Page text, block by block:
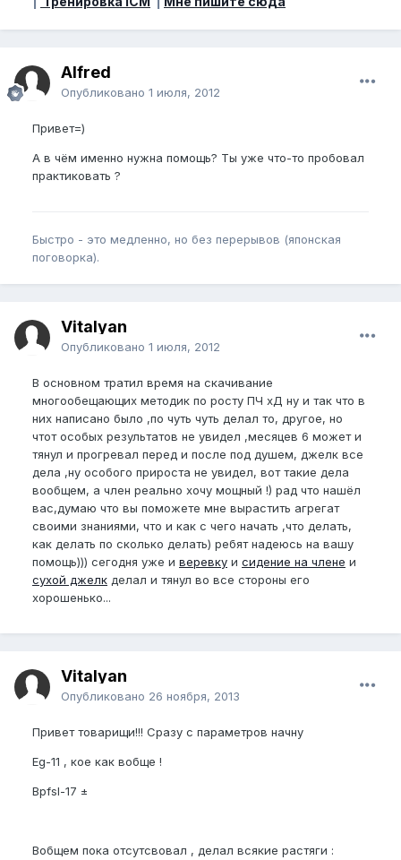
Alfred
Опубликовано 1 июля, 2012
Привет=)
А в чём именно нужна помощь? Ты уже что-то пробовал
практиковать ?
Быстро - это медленно, но без перерывов (японская
поговорка).
Vitalyan
Опубликовано 1 июля, 2012
В основном тратил время на скачивание
многообещающих методик по росту ПЧ хД ну и так что в
них написано было ,по чуть чуть делал то, другое, но
чтот особых результатов не увидел ,месяцев 6 может и
тянул и прогревал перед и после под душем, джелк все
дела ,ну особого прироста не увидел, вот такие дела
вообщем, а член реально хочу мощный !) рад что нашёл
вас,думаю что вы поможете мне вырастить агрегат
своими знаниями, что и как с чего начать ,что делать,
как делать по сколько делать) ребят надеюсь на вашу
помощь))) сегодня уже и веревку и сидение на члене и
сухой джелк делал и тянул во все стороны его
хорошенько...
Vitalyan
Опубликовано 26 ноября, 2013
Привет товарищи!!! Сразу с параметров начну
Eg-11 , кое как вобще !
Bpfsl-17 ±
Вобщем пока отсутсвовал , делал всякие растяги :